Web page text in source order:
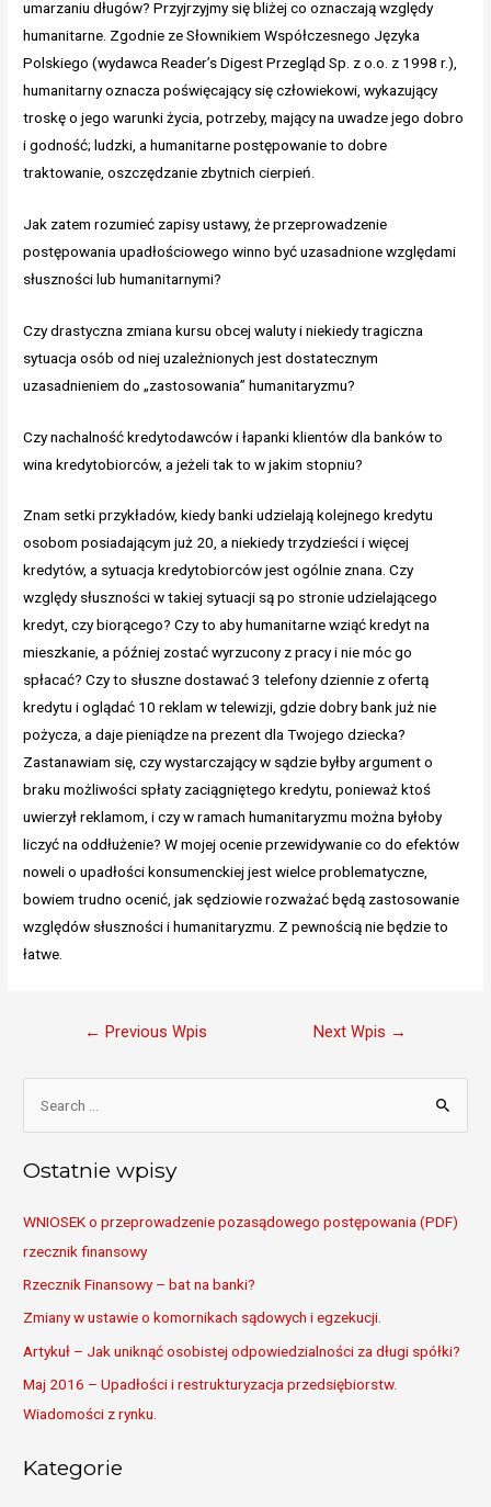
umarzaniu długów? Przyjrzyjmy się bliżej co oznaczają względy
humanitarne. Zgodnie ze Słownikiem Współczesnego Języka
Polskiego (wydawca Reader’s Digest Przegląd Sp. z o.o. z 1998 r.),
humanitarny oznacza poświęcający się człowiekowi, wykazujący
troskę o jego warunki życia, potrzeby, mający na uwadze jego dobro
i godność; ludzki, a humanitarne postępowanie to dobre
traktowanie, oszczędzanie zbytnich cierpień.
Jak zatem rozumieć zapisy ustawy, że przeprowadzenie
postępowania upadłościowego winno być uzasadnione względami
słuszności lub humanitarnymi?
Czy drastyczna zmiana kursu obcej waluty i niekiedy tragiczna
sytuacja osób od niej uzależnionych jest dostatecznym
uzasadnieniem do „zastosowania” humanitaryzmu?
Czy nachalność kredytodawców i łapanki klientów dla banków to
wina kredytobiorców, a jeżeli tak to w jakim stopniu?
Znam setki przykładów, kiedy banki udzielają kolejnego kredytu
osobom posiadającym już 20, a niekiedy trzydzieści i więcej
kredytów, a sytuacja kredytobiorców jest ogólnie znana. Czy
względy słuszności w takiej sytuacji są po stronie udzielającego
kredyt, czy biorącego? Czy to aby humanitarne wziąć kredyt na
mieszkanie, a później zostać wyrzucony z pracy i nie móc go
spłacać? Czy to słuszne dostawać 3 telefony dziennie z ofertą
kredytu i oglądać 10 reklam w telewizji, gdzie dobry bank już nie
pożycza, a daje pieniądze na prezent dla Twojego dziecka?
Zastanawiam się, czy wystarczający w sądzie byłby argument o
braku możliwości spłaty zaciągniętego kredytu, ponieważ ktoś
uwierzył reklamom, i czy w ramach humanitaryzmu można byłoby
liczyć na oddłużenie? W mojej ocenie przewidywanie co do efektów
noweli o upadłości konsumenckiej jest wielce problematyczne,
bowiem trudno ocenić, jak sędziowie rozważać będą zastosowanie
względów słuszności i humanitaryzmu. Z pewnością nie będzie to
łatwe.
Nawigacja
← Previous Wpis Next Wpis →
r
r
:
Ostatnie wpisy
WNIOSEK o przeprowadzenie pozasądowego postępowania (PDF)
rzecznik finansowy
Rzecznik Finansowy – bat na banki?
Zmiany w ustawie o komornikach sądowych i egzekucji.
Artykuł – Jak uniknąć osobistej odpowiedzialności za długi spółki?
Maj 2016 – Upadłości i restrukturyzacja przedsiębiorstw.
Wiadomości z rynku.
Kategorie